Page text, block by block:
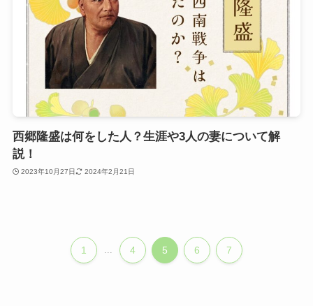
西郷隆盛は何をした人？生涯や3人の妻について解
説！
2023年10月27日 2024年2月21日
1 ... 4 5 6 7